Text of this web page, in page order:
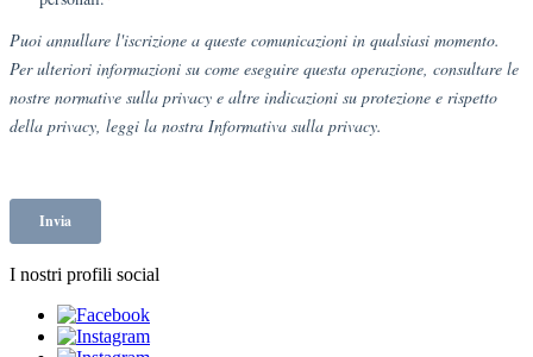
I nostri profili social